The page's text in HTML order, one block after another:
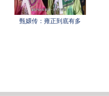
甄嬛传：雍正到底有多